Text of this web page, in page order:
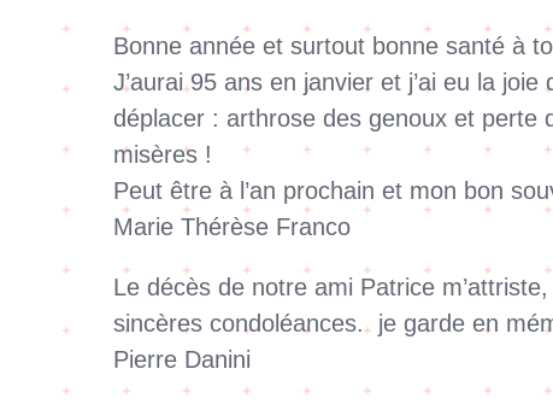
Bonne année et surtout bonne santé à
J’aurai 95 ans en janvier et j’ai eu la
déplacer : arthrose des genoux et perte
misères !
Peut être à l’an prochain et mon bon
Marie Thérèse Franco
Le décès de notre ami Patrice
sincères condoléances. je garde en
Pierre Danini